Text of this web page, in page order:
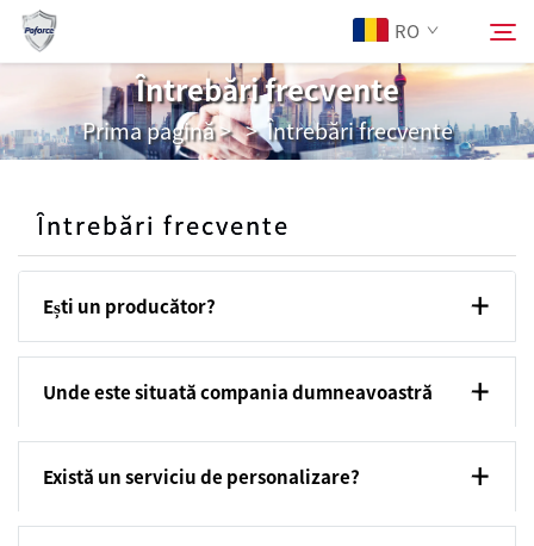
RO
Despre Noi
Produse
Servicii
Descărcare
Știri
Contactați-Ne
Întrebări frecvente
Prima pagină>>Întrebări frecvente
Întrebări frecvente
Ești un producător?
Unde este situată compania dumneavoastră
Există un serviciu de personalizare?